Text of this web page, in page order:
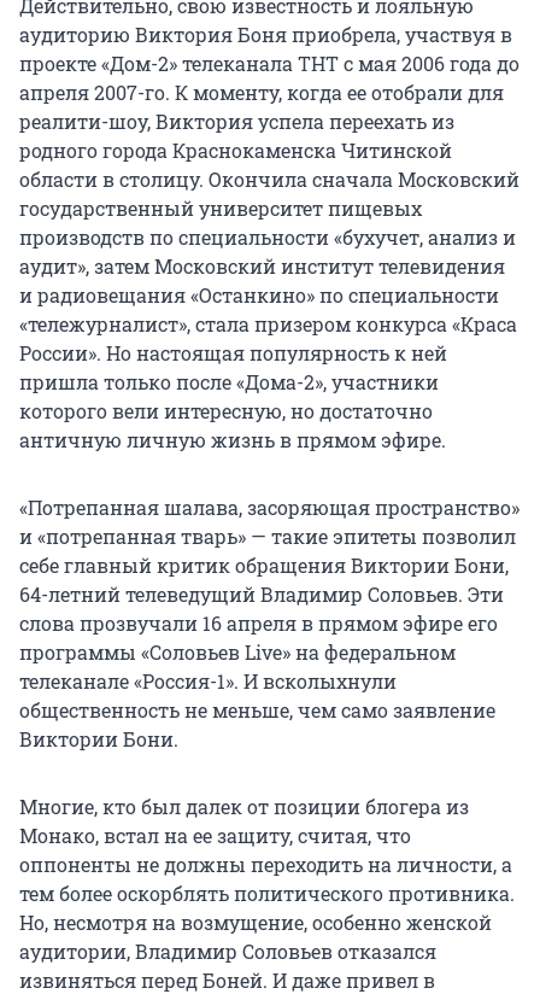
Действительно, свою известность и лояльную
аудиторию Виктория Боня приобрела, участвуя в
проекте «Дом-2» телеканала ТНТ с мая 2006 года до
апреля 2007-го. К моменту, когда ее отобрали для
реалити-шоу, Виктория успела переехать из
родного города Краснокаменска Читинской
области в столицу. Окончила сначала Московский
государственный университет пищевых
производств по специальности «бухучет, анализ и
аудит», затем Московский институт телевидения
и радиовещания «Останкино» по специальности
«тележурналист», стала призером конкурса «Краса
России». Но настоящая популярность к ней
пришла только после «Дома-2», участники
которого вели интересную, но достаточно
античную личную жизнь в прямом эфире.
«Потрепанная шалава, засоряющая пространство»
и «потрепанная тварь» — такие эпитеты позволил
себе главный критик обращения Виктории Бони,
64-летний телеведущий Владимир Соловьев. Эти
слова прозвучали 16 апреля в прямом эфире его
программы «Соловьев Live» на федеральном
телеканале «Россия-1». И всколыхнули
общественность не меньше, чем само заявление
Виктории Бони.
Многие, кто был далек от позиции блогера из
Монако, встал на ее защиту, считая, что
оппоненты не должны переходить на личности, а
тем более оскорблять политического противника.
Но, несмотря на возмущение, особенно женской
аудитории, Владимир Соловьев отказался
извиняться перед Боней. И даже привел в